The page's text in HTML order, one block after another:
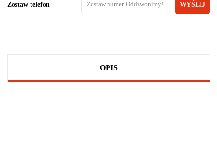
Zostaw telefon WYŚLIJ
OPIS